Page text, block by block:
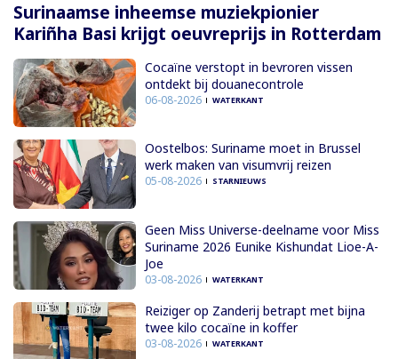
Surinaamse inheemse muziekpionier
Kariñha Basi krijgt oeuvreprijs in Rotterdam
Cocaïne verstopt in bevroren vissen
ontdekt bij douanecontrole
06-08-2026 WATERKANT
Oostelbos: Suriname moet in Brussel
werk maken van visumvrij reizen
05-08-2026 STARNIEUWS
Geen Miss Universe-deelname voor Miss
Suriname 2026 Eunike Kishundat Lioe-A-
Joe
03-08-2026 WATERKANT
Reiziger op Zanderij betrapt met bijna
twee kilo cocaïne in koffer
03-08-2026 WATERKANT